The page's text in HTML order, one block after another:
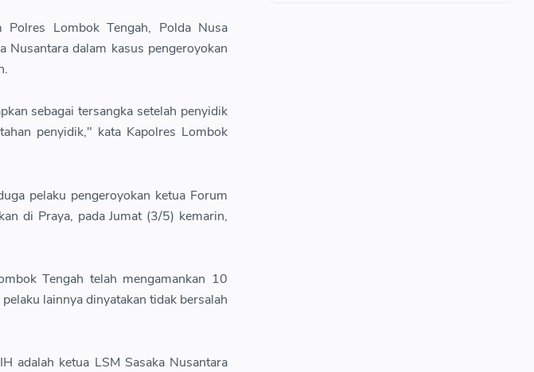
Polres Lombok Tengah, Polda Nusa
Nusantara dalam kasus pengeroyokan
sebagai tersangka setelah penyidik
penyidik," kata Kapolres Lombok
pelaku pengeroyokan ketua Forum
di Praya, pada Jumat (3/5) kemarin,
Tengah telah mengamankan 10
lainnya dinyatakan tidak bersalah
adalah ketua LSM Sasaka Nusantara